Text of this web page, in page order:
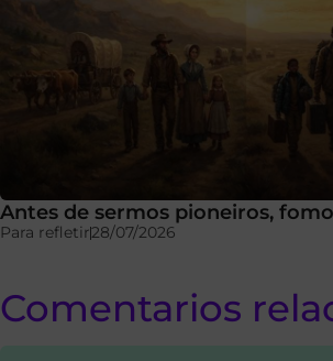
Antes de sermos pioneiros,
Para refletir28/07/2026
Comentarios